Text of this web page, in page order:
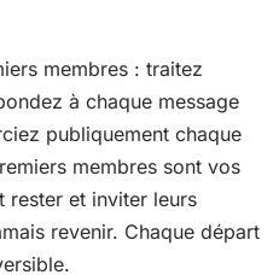
membres : traitez
à chaque message
publiquement chaque
membres sont vos
rester et inviter leurs
revenir. Chaque départ